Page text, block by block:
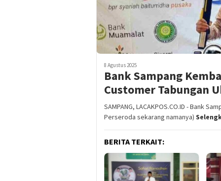
8 Agustus 2025
Bank Sampang
Customer Tabungan
SAMPANG, LACAKPOS.CO.ID - Bank
Perseroda sekarang namanya)
BERITA TERKAIT: